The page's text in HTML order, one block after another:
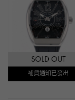
SOLD OUT
補貨通知已發出